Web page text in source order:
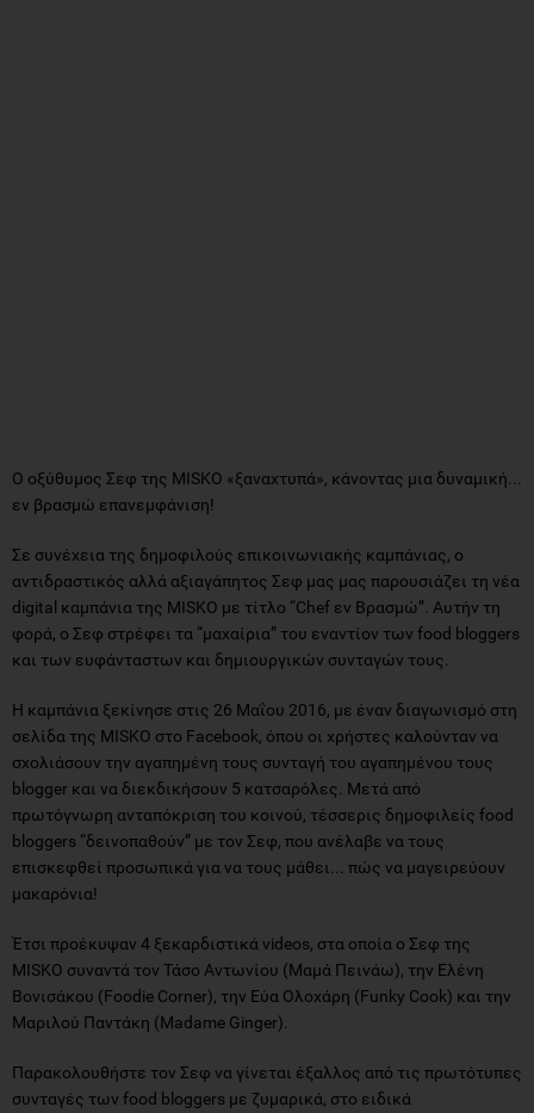
Ο οξύθυμος Σεφ της MISKO «ξαναχτυπά», κάνοντας μια δυναμική...
εν βρασμώ επανεμφάνιση!
Σε συνέχεια της δημοφιλούς επικοινωνιακής καμπάνιας, ο
αντιδραστικός αλλά αξιαγάπητος Σεφ μας μας παρουσιάζει τη νέα
digital καμπάνια της MISKO με τίτλο “Chef εν Βρασμώ”. Αυτήν τη
φορά, ο Σεφ στρέφει τα “μαχαίρια” του εναντίον των food bloggers
και των ευφάνταστων και δημιουργικών συνταγών τους.
Η καμπάνια ξεκίνησε στις 26 Μαΐου 2016, με έναν διαγωνισμό στη
σελίδα της MISKO στο Facebook, όπου οι χρήστες καλούνταν να
σχολιάσουν την αγαπημένη τους συνταγή του αγαπημένου τους
blogger και να διεκδικήσουν 5 κατσαρόλες. Μετά από
πρωτόγνωρη ανταπόκριση του κοινού, τέσσερις δημοφιλείς food
bloggers “δεινοπαθούν” με τον Σεφ, που ανέλαβε να τους
επισκεφθεί προσωπικά για να τους μάθει... πώς να μαγειρεύουν
μακαρόνια!
Έτσι προέκυψαν 4 ξεκαρδιστικά videos, στα οποία ο Σεφ της
MISKO συναντά τον Τάσο Αντωνίου (Mαμά Πεινάω), την Ελένη
Βονισάκου (Foodie Corner), την Εύα Ολοχάρη (Funky Cook) και την
Μαριλού Παντάκη (Madame Ginger).
Παρακολουθήστε τον Σεφ να γίνεται έξαλλος από τις πρωτότυπες
συνταγές των food bloggers με ζυμαρικά, στο ειδικά